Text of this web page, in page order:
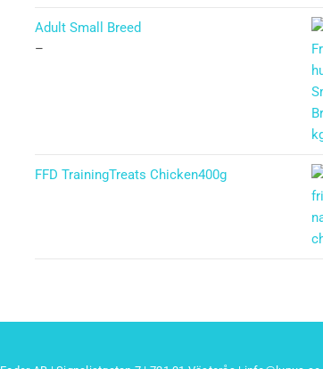
5.00av 5
Adult Small Breed
–
FFD TrainingTreats Chicken400g